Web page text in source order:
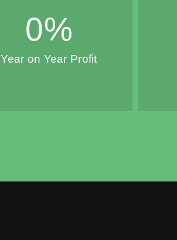
0%
Year on Year Profit